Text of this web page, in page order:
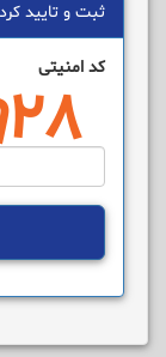
ثبت و تایید
کد امنیتی